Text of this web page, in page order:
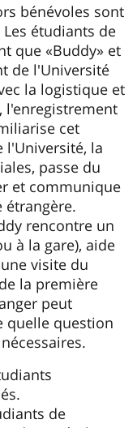
bénévoles sont
étudiants de
que «Buddy» et
de l'Université
la logistique et
l'enregistrement
cet
l'Université, la
passe du
et communique
étrangère.
rencontre un
à la gare), aide
visite du
la première
peut
quelle question
de